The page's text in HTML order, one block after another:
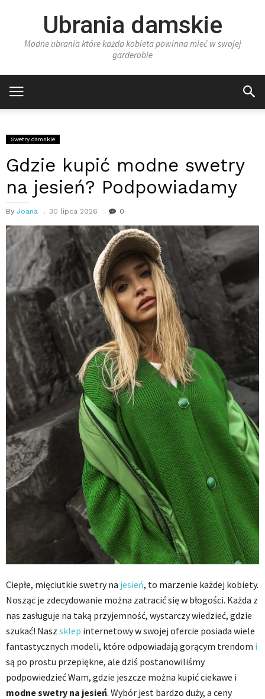
Ubrania damskie
Modne ubrania które każda kobieta powinna mieć w swojej
garderobie
Swetry damskie
Gdzie kupić modne swetry
na jesień? Podpowiadamy
By Joana 30 lipca 2026 0
Ciepłe, mięciutkie swetry na jesień, to marzenie każdej kobiety.
Nosząc je zdecydowanie można zatracić się w błogości. Każda z
nas zasługuje na taką przyjemność, wystarczy wiedzieć, gdzie
szukać! Nasz sklep internetowy w swojej ofercie posiada wiele
fantastycznych modeli, które odpowiadają gorącym trendom i
są po prostu przepiękne, ale dziś postanowiliśmy
podpowiedzieć Wam, gdzie jeszcze można kupić ciekawe i
modne swetry na jesień. Wybór jest bardzo duży, a ceny